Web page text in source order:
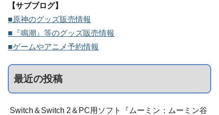
【サブブログ】
■原神のグッズ販売情報
■『鳴潮』等のグッズ販売情報
■ゲームやアニメ予約情報
最近の投稿
Switch＆Switch 2＆PC用ソフト『ムーミン：ムーミン谷